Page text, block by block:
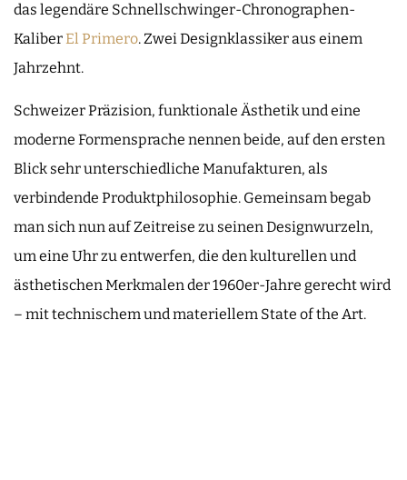
das legendäre Schnellschwinger-Chronographen-
KaliberEl Primero. Zwei Designklassiker aus einem
Jahrzehnt.
Schweizer Präzision, funktionale Ästhetik und eine
moderne Formensprache nennen beide, auf den ersten
Blick sehr unterschiedliche Manufakturen, als
verbindende Produktphilosophie. Gemeinsam begab
man sich nun auf Zeitreise zu seinen Designwurzeln,
um eine Uhr zu entwerfen, die den kulturellen und
ästhetischen Merkmalen der 1960er-Jahre gerecht wird
– mit technischem und materiellem State of the Art.